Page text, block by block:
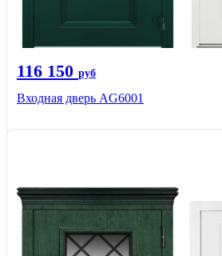
116 150 руб
Входная дверь AG6001